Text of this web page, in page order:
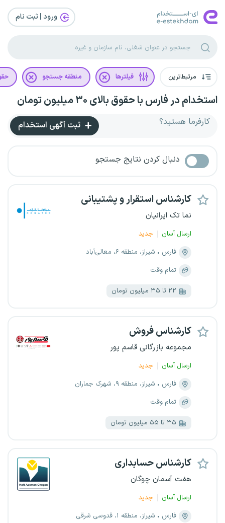
ورود | ثبت‌ نام
مرتبط‌ترین فیلترها منطقه جستجو
استخدام در فارس با حقوق بالای ۳۰ میلیون تومان
کارفرما هستید؟ ثبت آگهی استخدام
دنبال کردن نتایج جستجو
کارشناس استقرار و پشتیبانی
نما تک ایرانیان
ارسال آسان
جدید
فارس
شیراز، منطقه ۶، معالی‌آباد
تمام وقت
۲۲ تا ۳۵ میلیون تومان
کارشناس فروش
مجموعه بازرگانی قاسم پور
ارسال آسان
جدید
فارس
شیراز، منطقه ۹، شهرک جماران
تمام وقت
۳۵ تا ۵۵ میلیون تومان
کارشناس حسابداری
هفت آسمان چوگان
ارسال آسان
جدید
فارس
شیراز، منطقه ۱، قدوسی شرقی